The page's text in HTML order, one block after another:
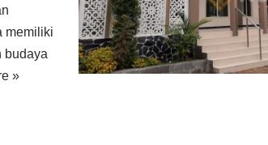
memiliki
budaya
»